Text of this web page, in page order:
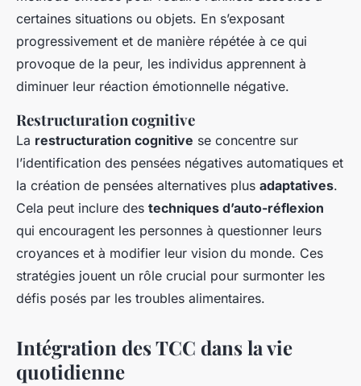
certaines situations ou objets. En s’exposant
progressivement et de manière répétée à ce qui
provoque de la peur, les individus apprennent à
diminuer leur réaction émotionnelle négative.
Restructuration cognitive
La restructuration cognitive se concentre sur
l’identification des pensées négatives automatiques et
la création de pensées alternatives plus adaptatives.
Cela peut inclure des techniques d’auto-réflexion
qui encouragent les personnes à questionner leurs
croyances et à modifier leur vision du monde. Ces
stratégies jouent un rôle crucial pour surmonter les
défis posés par les troubles alimentaires.
Intégration des TCC dans la vie
quotidienne